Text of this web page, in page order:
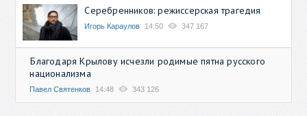
Серебренников: режиссерская трагедия
Игорь Караулов 14:50 347 167
Благодаря Крылову исчезли родимые пятна русского
национализма
Павел Святенков 14:48 343 126